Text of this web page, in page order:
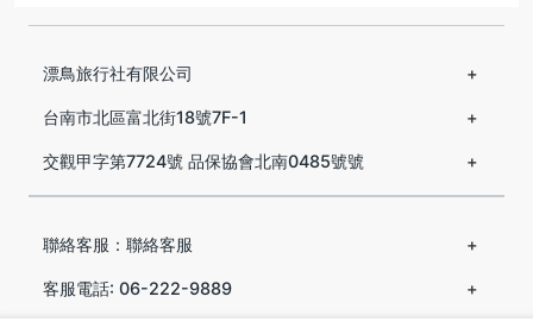
漂鳥旅行社有限公司
台南市北區富北街18號7F-1
交觀甲字第7724號 品保協會北南0485號號
聯絡客服：聯絡客服
客服電話: 06-222-9889